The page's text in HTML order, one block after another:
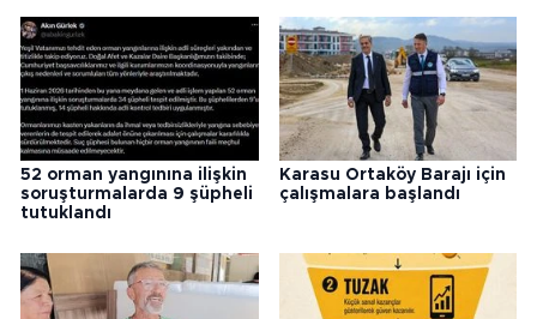
52 orman yangınına ilişkin
soruşturmalarda 9 şüpheli
tutuklandı
Karasu Ortaköy Barajı için
çalışmalara başlandı